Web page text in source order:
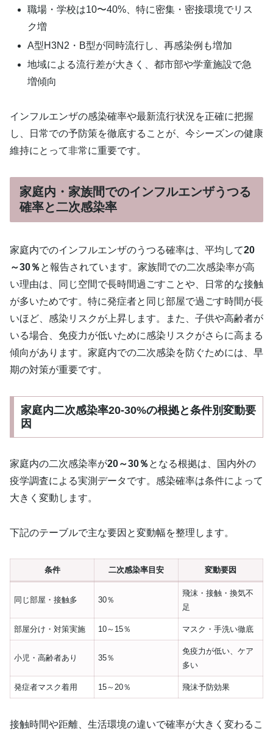
職場・学校は10〜40%、特に密集・密接環境でリス
ク増
A型H3N2・B型が同時流行し、再感染例も増加
地域による流行差が大きく、都市部や学童施設で急
増傾向
インフルエンザの感染確率や最新流行状況を正確に把握
し、日常での予防策を徹底することが、今シーズンの健康
維持にとって非常に重要です。
家庭内・家族間でのインフルエンザうつる
確率と二次感染率
家庭内でのインフルエンザのうつる確率は、平均して20
～30％ と報告されています。家族間での二次感染率が高
い理由は、同じ空間で長時間過ごすことや、日常的な接触
が多いためです。特に発症者と同じ部屋で過ごす時間が長
いほど、感染リスクが上昇します。また、子供や高齢者が
いる場合、免疫力が低いために感染リスクがさらに高まる
傾向があります。家庭内での二次感染を防ぐためには、早
期の対策が重要です。
家庭内二次感染率20-30%の根拠と条件別変動要
因
家庭内の二次感染率が20～30％ となる根拠は、国内外の
疫学調査による実測データです。感染確率は条件によって
大きく変動します。
下記のテーブルで主な要因と変動幅を整理します。
条件 二次感染率目安 変動要因
同じ部屋・接触多 30％
飛沫・接触・換気不
足
部屋分け・対策実施 10～15％ マスク・手洗い徹底
小児・高齢者あり 35％
免疫力が低い、ケア
多い
発症者マスク着用 15～20％ 飛沫予防効果
接触時間や距離、生活環境の違いで確率が大きく変わるこ